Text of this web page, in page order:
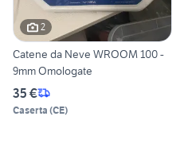
2
Catene da Neve WROOM 100 -
9mm Omologate
35 €
Caserta (CE)